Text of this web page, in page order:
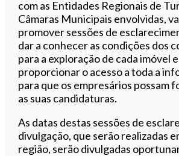
com as Entidades Regionais de
Câmaras Municipais envolvidas,
promover sessões de
dar a conhecer as condições dos
para a exploração de cada imóvel e
proporcionar o acesso a toda a
para que os empresários possam
as suas candidaturas.
As datas destas sessões de
divulgação, que serão realizadas
região, serão divulgadas